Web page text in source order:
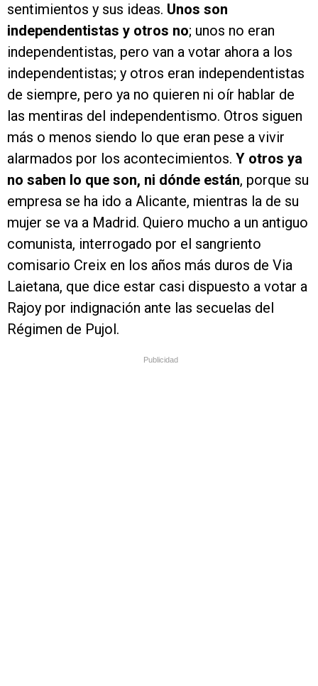
sentimientos y sus ideas. Unos son
independentistas y otros no; unos no eran
independentistas, pero van a votar ahora a los
independentistas; y otros eran independentistas
de siempre, pero ya no quieren ni oír hablar de
las mentiras del independentismo. Otros siguen
más o menos siendo lo que eran pese a vivir
alarmados por los acontecimientos. Y otros ya
no saben lo que son, ni dónde están, porque su
empresa se ha ido a Alicante, mientras la de su
mujer se va a Madrid. Quiero mucho a un antiguo
comunista, interrogado por el sangriento
comisario Creix en los años más duros de Via
Laietana, que dice estar casi dispuesto a votar a
Rajoy por indignación ante las secuelas del
Régimen de Pujol.
Publicidad